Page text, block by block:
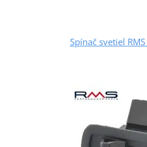
Spínač svetiel